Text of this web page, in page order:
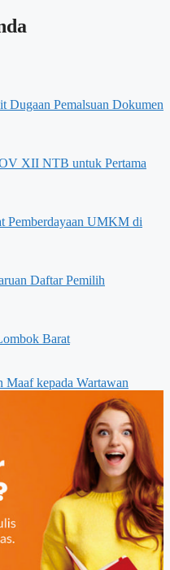
Pemalsuan Dokumen
XII NTB untuk Pertama
Pemberdayaan UMKM di
Daftar Pemilih
Barat
Maaf kepada Wartawan